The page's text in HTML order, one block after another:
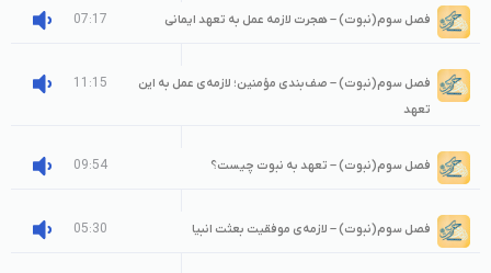
فصل سوم(نبوت) – هجرت لازمه عمل به تعهد ایمانی 07:17
فصل سوم(نبوت) – صف‌بندی مؤمنین؛ لازمه‌ی عمل به این
تعهد
11:15
فصل سوم(نبوت) – تعهد به نبوت چیست؟ 09:54
فصل سوم(نبوت) – لازمه‌ی موفقیت بعثت انبیا 05:30